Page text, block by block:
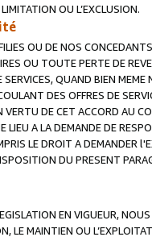
OU L’EXCLUSION.
OU DE NOS
OU TOUTE PERTE DE
QUAND BIEN
DES OFFRES DE
DE CET ACCORD AU
LIEU A LA DEMANDE DE
LE DROIT A DEMANDER
DU PRESENT
EN VIGUEUR,
LE MAINTIEN OU